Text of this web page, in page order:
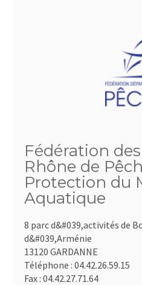
Fédération
Rhône de
Protection du
Aquatique
8 parc d&#039,activités de
d&#039,Arménie
13120 GARDANNE
Téléphone : 04.42.26.59.15
Fax : 04.42.27.71.64